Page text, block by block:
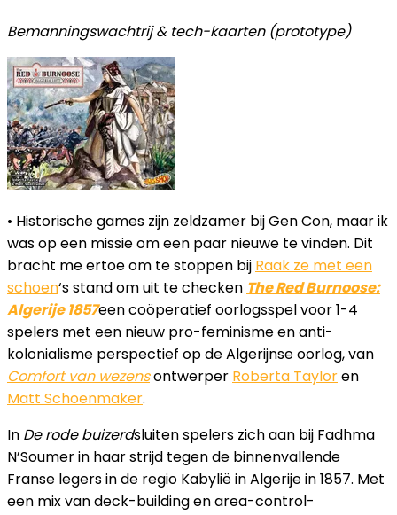
Bemanningswachtrij & tech-kaarten (prototype)
• Historische games zijn zeldzamer bij Gen Con, maar ik
was op een missie om een ​​paar nieuwe te vinden. Dit
bracht me ertoe om te stoppen bij Raak ze met een
schoen‘s stand om uit te checken The Red Burnoose:
Algerije 1857een coöperatief oorlogsspel voor 1-4
spelers met een nieuw pro-feminisme en anti-
kolonialisme perspectief op de Algerijnse oorlog, van
Comfort van wezensontwerper Roberta Tayloren
Matt Schoenmaker.
In De rode buizerdsluiten spelers zich aan bij Fadhma
N’Soumer in haar strijd tegen de binnenvallende
Franse legers in de regio Kabylië in Algerije in 1857. Met
een mix van deck-building en area-control-